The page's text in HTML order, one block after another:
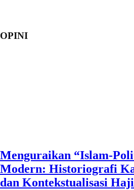
OPINI
Menguraikan “Islam-
Modern: Historiografi
dan Kontekstualisasi